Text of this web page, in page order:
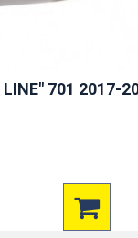
701 2017-